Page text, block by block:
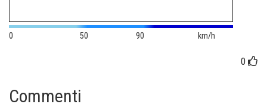
0 50 90 km/h
0
Commenti